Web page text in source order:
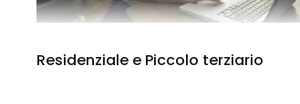
Residenziale e Piccolo terziario